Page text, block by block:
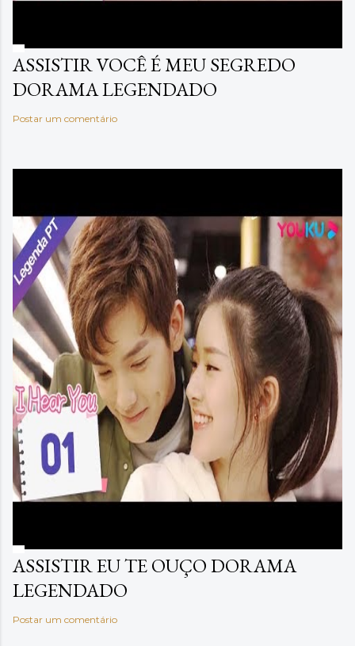
ASSISTIR VOCÊ É MEU SEGREDO
DORAMA LEGENDADO
Postar um comentário
ASSISTIR EU TE OUÇO DORAMA
LEGENDADO
Postar um comentário